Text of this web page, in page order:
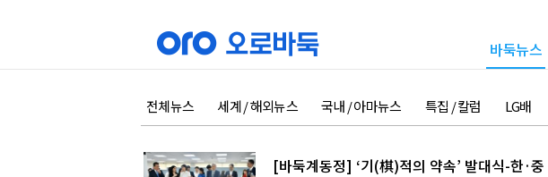
바둑뉴스
전체뉴스 세계 / 해외뉴스 국내 / 아마뉴스 특집 / 칼럼 LG배
[바둑계동정] ‘기(棋)적의 약속’ 발대식-한·